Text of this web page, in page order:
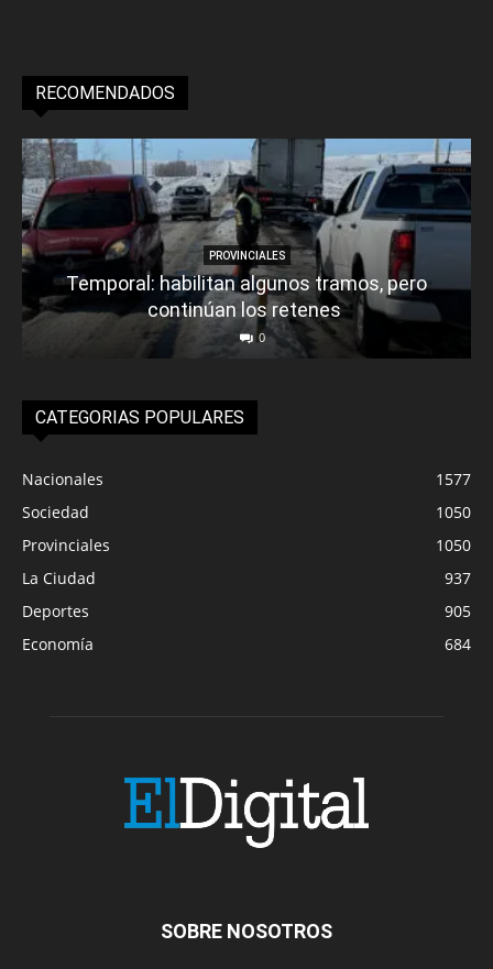
RECOMENDADOS
PROVINCIALES
Temporal: habilitan algunos tramos, pero
continúan los retenes
0
CATEGORIAS POPULARES
Nacionales
1577
Sociedad
1050
Provinciales
1050
La Ciudad
937
Deportes
905
Economía
684
SOBRE NOSOTROS